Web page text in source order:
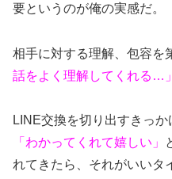
要というのが俺の実感だ。
相手に対する理解、包容を
話をよく理解してくれる…」
LINE交換を切り出すきっ
「わかってくれて嬉しい」
れてきたら、それがいいタ